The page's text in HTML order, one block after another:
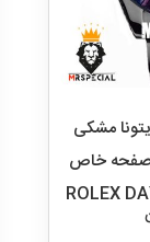
مشکی
صفحه خاص